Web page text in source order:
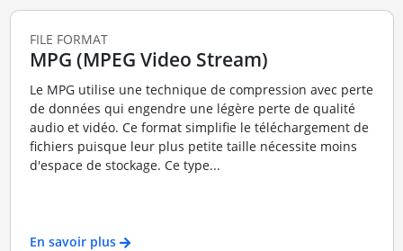
FILE FORMAT
MPG (MPEG Video Stream)
Le MPG utilise une technique de compression avec perte
de données qui engendre une légère perte de qualité
audio et vidéo. Ce format simplifie le téléchargement de
fichiers puisque leur plus petite taille nécessite moins
d'espace de stockage. Ce type...
En savoir plus